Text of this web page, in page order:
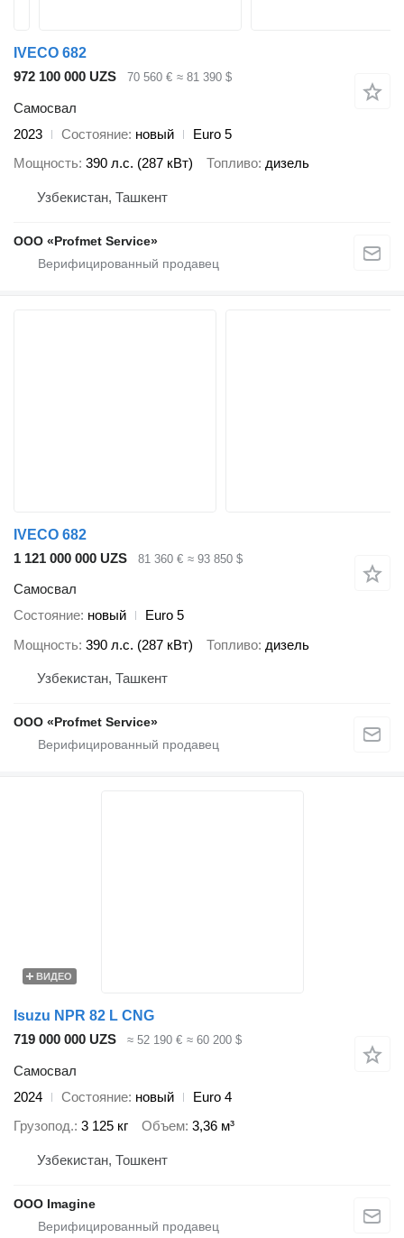
IVECO 682
972 100 000 UZS
70 560 € ≈ 81 390 $
Самосвал
2023
Состояние новый
Euro 5
Мощность 390 л.с. (287 кВт) Топливо дизель
Узбекистан, Ташкент
ООО «Profmet Service»
IVECO 682
1 121 000 000 UZS
81 360 € ≈ 93 850 $
Самосвал
Состояние новый
Euro 5
Мощность 390 л.с. (287 кВт) Топливо дизель
Узбекистан, Ташкент
ООО «Profmet Service»
ВИДЕО
Isuzu NPR 82 L CNG
719 000 000 UZS
≈ 52 190 € ≈ 60 200 $
Самосвал
2024
Состояние новый
Euro 4
Грузопод. 3 125 кг Объем 3,36 м³
Узбекистан, Тошкент
OOO Imagine